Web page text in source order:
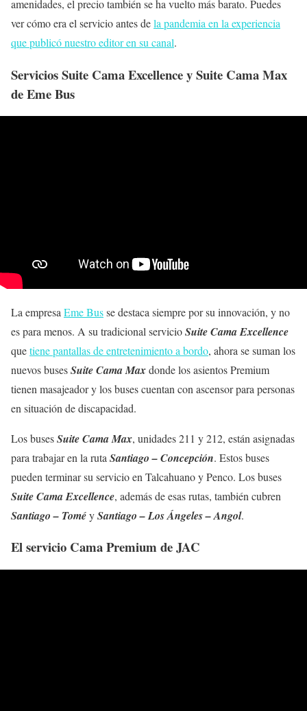
amenidades, el precio también se ha vuelto más barato. Puedes
ver cómo era el servicio antes dela pandemia en la experiencia
que publicó nuestro editor en su canal.
Servicios Suite Cama Excellence y Suite Cama Max
de Eme Bus
La empresa Eme Busse destaca siempre por su innovación, y no
es para menos. A su tradicional servicioSuite Cama Excellence
quetiene pantallas de entretenimiento a bordo, ahora se suman los
nuevos busesSuite Cama Maxdonde los asientos Premium
tienen masajeador y los buses cuentan con ascensor para personas
en situación de discapacidad.
Los busesSuite Cama Max, unidades 211 y 212, están asignadas
para trabajar en la ruta Santiago – Concepción. Estos buses
pueden terminar su servicio en Talcahuano y Penco. Los buses
Suite Cama Excellence, además de esas rutas, también cubren
Santiago – ToméySantiago – Los Ángeles – Angol.
El servicio Cama Premium de JAC